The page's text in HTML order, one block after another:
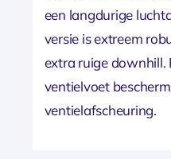
een langdurige
versie is extreem
extra ruige downhill.
ventielvoet
ventielafscheuring.